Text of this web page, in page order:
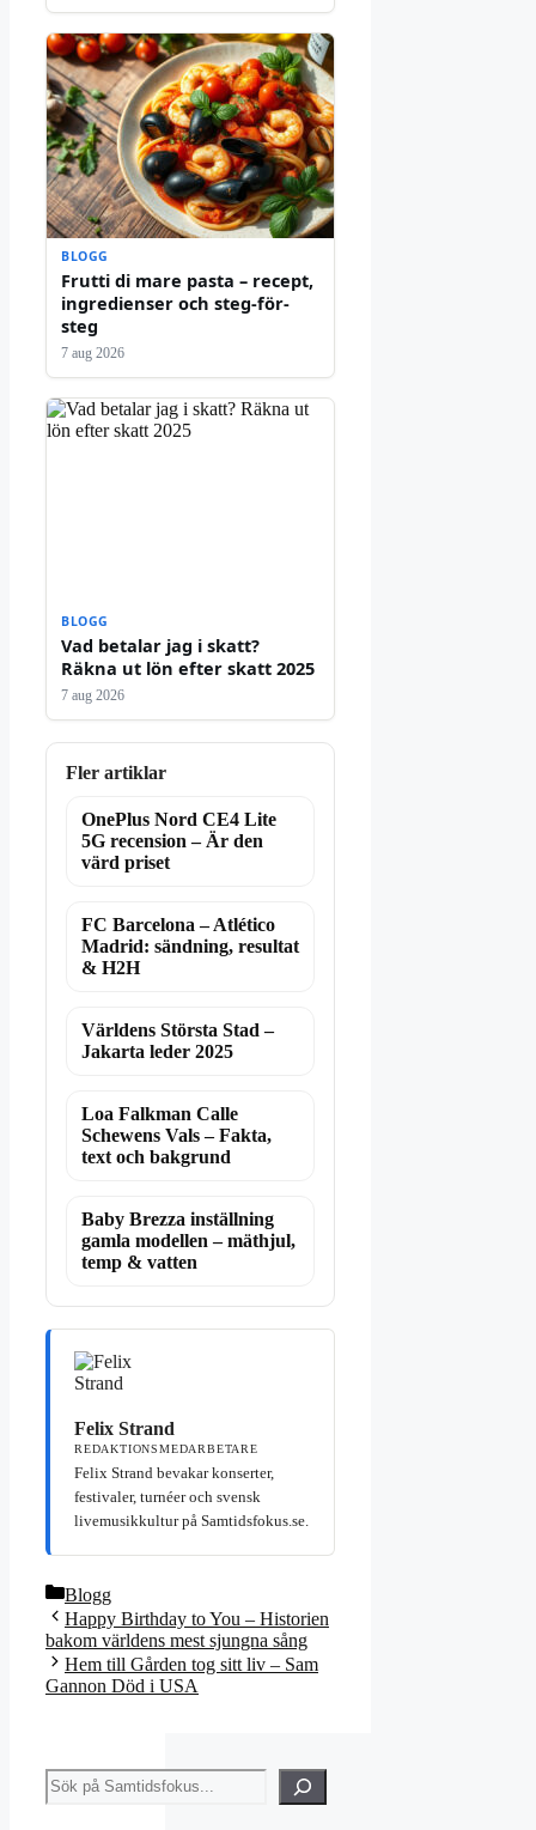
BLOGG
Frutti di mare pasta – recept,
ingredienser och steg-för-
steg
7 aug 2026
BLOGG
Vad betalar jag i skatt?
Räkna ut lön efter skatt 2025
7 aug 2026
Fler artiklar
OnePlus Nord CE4 Lite
5G recension – Är den
värd priset
FC Barcelona – Atlético
Madrid: sändning, resultat
& H2H
Världens Största Stad –
Jakarta leder 2025
Loa Falkman Calle
Schewens Vals – Fakta,
text och bakgrund
Baby Brezza inställning
gamla modellen – mäthjul,
temp & vatten
Felix Strand
REDAKTIONSMEDARBETARE
Felix Strand bevakar konserter,
festivaler, turnéer och svensk
livemusikkultur på Samtidsfokus.se.
Kategorier
Blogg
Happy Birthday to You – Historien
bakom världens mest sjungna sång
Hem till Gården tog sitt liv – Sam
Gannon Död i USA
Sök